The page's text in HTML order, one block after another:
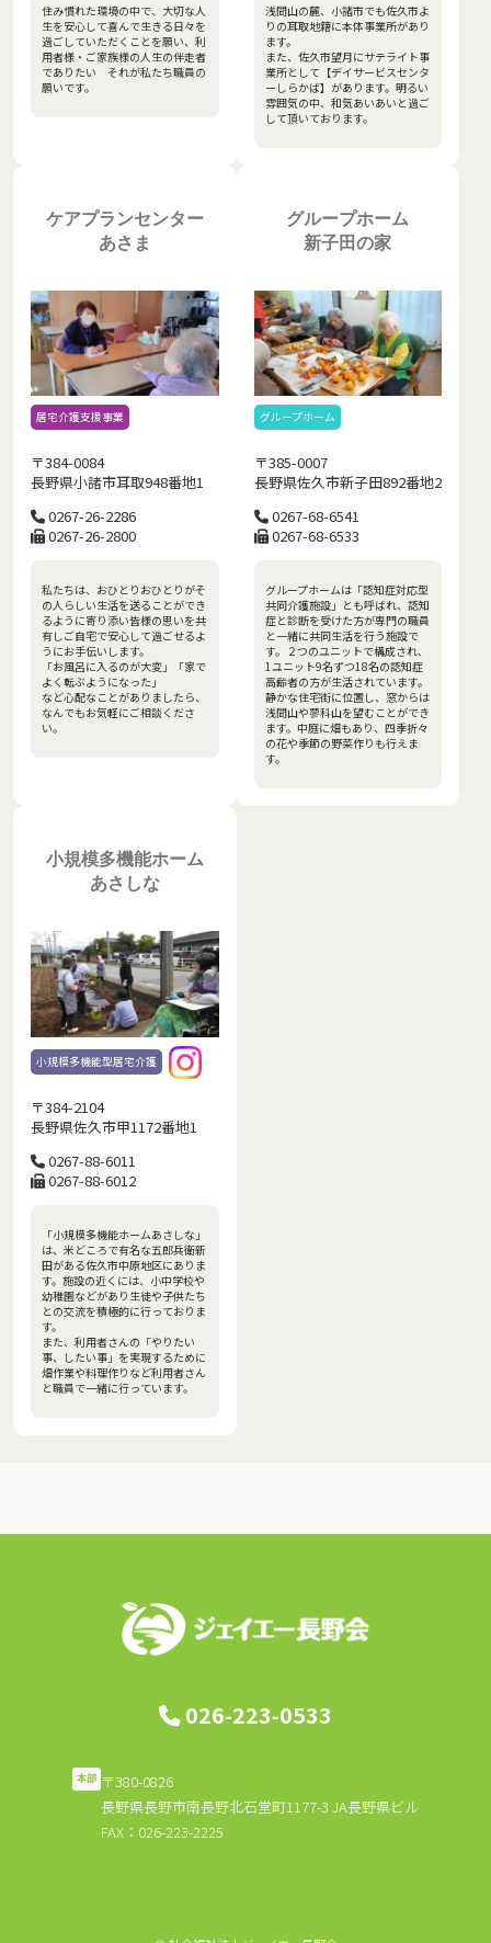
住み慣れた環境の中で、大切な人
生を安心して喜んで生きる日々を
過ごしていただくことを願い、利
用者様・ご家族様の人生の伴走者
でありたい それが私たち職員の
願いです。
浅間山の麓、小諸市でも佐久市よ
りの耳取地籍に本体事業所があり
ます。
また、佐久市望月にサテライト事
業所として【デイサービスセンタ
ーしらかば】があります。明るい
雰囲気の中、和気あいあいと過ご
して頂いております。
ケアプランセンター
あさま
居宅介護支援事業
〒384-0084
長野県小諸市耳取948番地1
0267-26-2286
0267-26-2800
私たちは、おひとりおひとりがそ
の人らしい生活を送ることができ
るように寄り添い皆様の思いを共
有しご自宅で安心して過ごせるよ
うにお手伝いします。
「お風呂に入るのが大変」「家で
よく転ぶようになった」
など心配なことがありましたら、
なんでもお気軽にご相談くださ
い。
グループホーム
新子田の家
グループホーム
〒385-0007
長野県佐久市新子田892番地2
0267-68-6541
0267-68-6533
グループホームは「認知症対応型
共同介護施設」とも呼ばれ、認知
症と診断を受けた方が専門の職員
と一緒に共同生活を行う施設で
す。２つのユニットで構成され、
1ユニット9名ずつ18名の認知症
高齢者の方が生活されています。
静かな住宅街に位置し、窓からは
浅間山や蓼科山を望むことができ
ます。中庭に畑もあり、四季折々
の花や季節の野菜作りも行えま
す。
小規模多機能ホーム
あさしな
小規模多機能型居宅介護
〒384-2104
長野県佐久市甲1172番地1
0267-88-6011
0267-88-6012
「小規模多機能ホームあさしな」
は、米どころで有名な五郎兵衛新
田がある佐久市中原地区にありま
す。施設の近くには、小中学校や
幼稚園などがあり生徒や子供たち
との交流を積極的に行っておりま
す。
また、利用者さんの「やりたい
事、したい事」を実現するために
畑作業や料理作りなど利用者さん
と職員で一緒に行っています。
026-223-0533
本部 〒380-0826
長野県長野市南長野北石堂町1177-3 JA長野県ビル
FAX：026-223-2225